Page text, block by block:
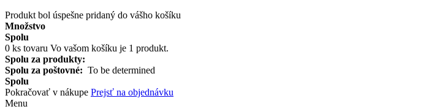
Produkt bol úspešne pridaný do vášho košíku
Množstvo
Spolu
0 ks tovaru Vo vašom košíku je 1 produkt.
Spolu za produkty:
Spolu za poštovné: To be determined
Spolu
Pokračovať v nákupe Prejsť na objednávku
Menu